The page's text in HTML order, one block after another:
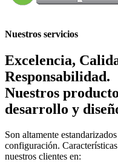
Nuestros servicios
Excelencia,
Responsabilidad.
Nuestros
desarrollo y
Son altamente
configuración.
nuestros clientes en: